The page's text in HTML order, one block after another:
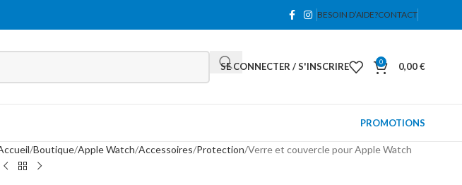
BESOIN D’AIDE?CONTACT
SE CONNECTER / S'INSCRIRE 0 0,00€
PROMOTIONS
Boutique Apple Watch Accessoires Protection Verre et couvercle pour Apple Watch